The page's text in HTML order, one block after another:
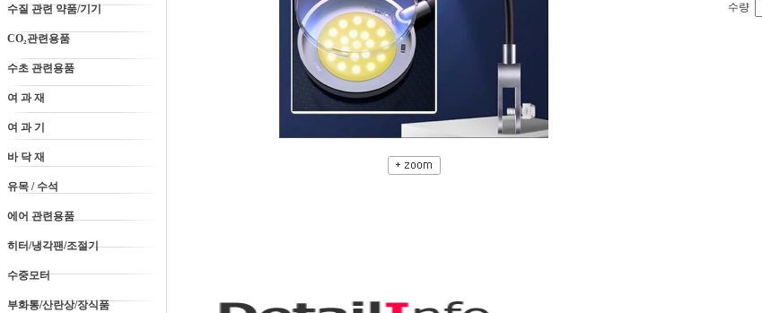
수질 관련 약품/기기
CO₂관련용품
수초 관련용품
여 과 재
여 과 기
바 닥 재
유목 / 수석
에어 관련용품
히터/냉각팬/조절기
수중모터
부화통/산란상/장식품
수량